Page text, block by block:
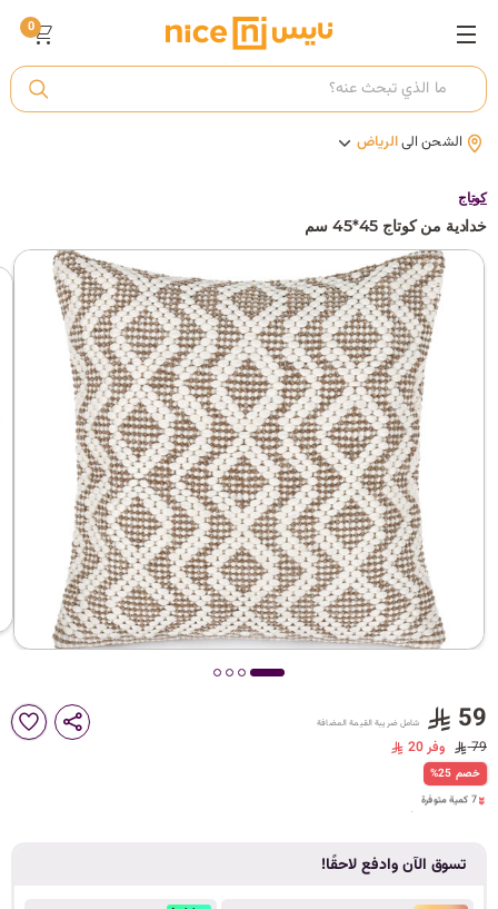
أ الشحن الىالرياض
0
كوتاج
خدادية من كوتاج 45*45 سم
59 شامل ضريبة القيمة المضافة
79 وفر 20
%25 خصم
7 كمية متوفرة
6 مشاهدة مؤخراً
7 كمية متوفرة
تسوق الآن وادفع لاحقًا!